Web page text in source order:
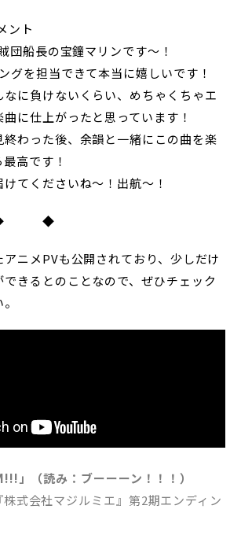
ント
団船長の宝鐘マリンです〜！
グを担当できて本当に嬉しいです！
なに負けないくらい、めちゃくちゃエ
に仕上がったと思っています！
終わった後、余韻と一緒にこの曲を楽
高です！
てくださいね〜！出航〜！
◆
ニメPVも公開されており、少しだけ
きるとのことなので、ぜひチェック
」（読み：ブーーーン！！！）
式会社マジルミエ』第2期エンディン